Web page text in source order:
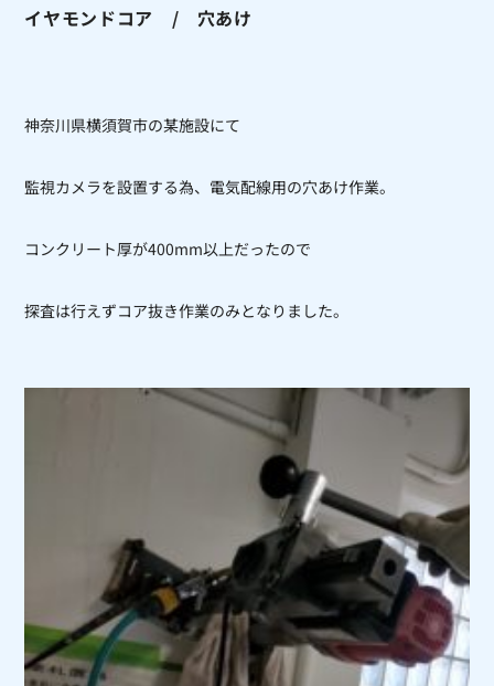
イヤモンドコア / 穴あけ
神奈川県横須賀市の某施設にて
監視カメラを設置する為、電気配線用の穴あけ作業。
コンクリート厚が400mm以上だったので
探査は行えずコア抜き作業のみとなりました。